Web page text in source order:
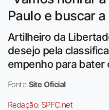
Paulo e buscar
Artilheiro da
desejo pela
empenho para bater
Fonte Site Oficial
Redação: SPFC.net